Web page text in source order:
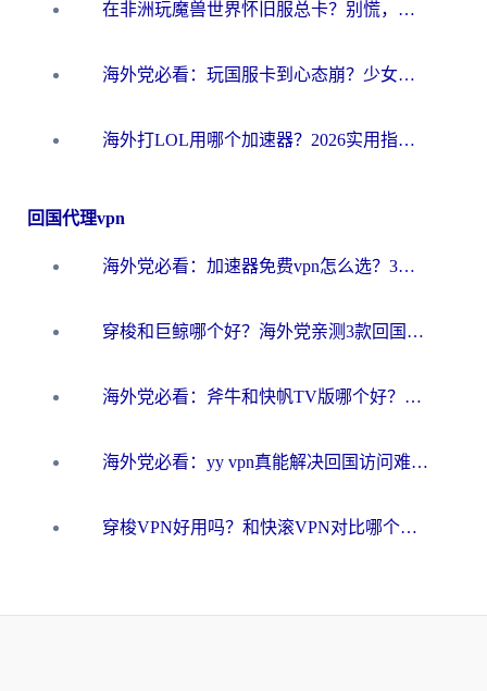
在非洲玩魔兽世界怀旧服总卡？别慌，这份指南帮你丝滑开荒
海外党必看：玩国服卡到心态崩？少女前线云图计划加速器免费推荐+碧蓝航线足球世界流畅攻略
海外打LOL用哪个加速器？2026实用指南：从延迟到设备适配，一篇解决你的国服游戏痛点
回国代理vpn
海外党必看：加速器免费vpn怎么选？3步教你无缝访问国内资源
穿梭和巨鲸哪个好？海外党亲测3款回国加速器，教你避开90%的坑
海外党必看：斧牛和快帆TV版哪个好？3分钟选对回国加速器，无缝刷B站、追热剧
海外党必看：yy vpn真能解决回国访问难题？附云极initap测评+免费方案对比
穿梭VPN好用吗？和快滚VPN对比哪个回国效果更好？海外党选回国加速器必看指南